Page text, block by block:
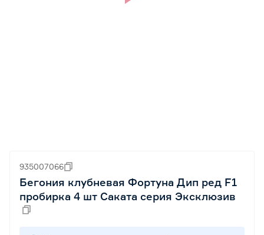
935007066
Бегония клубневая Фортуна Дип ред F1
пробирка 4 шт Саката серия Эксклюзив